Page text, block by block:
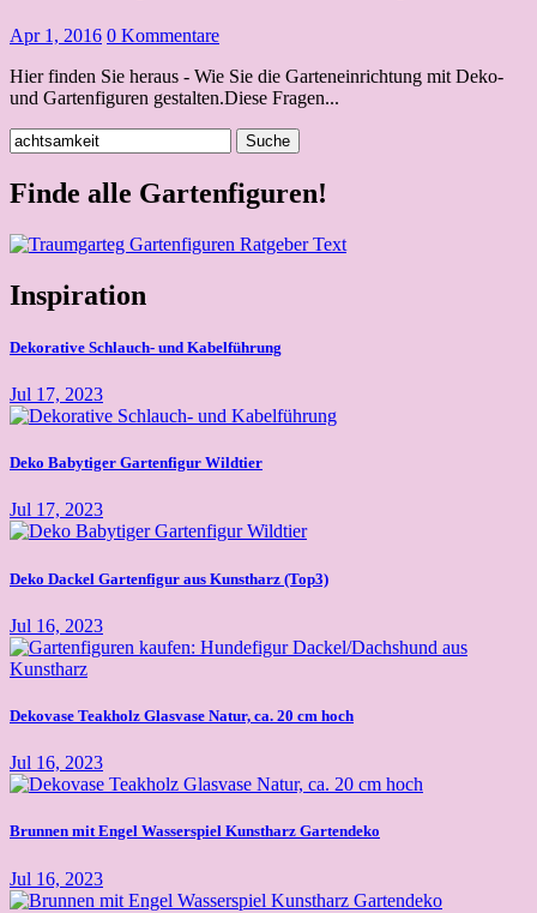
Apr 1, 2016 0 Kommentare
Hier finden Sie heraus - Wie Sie die Garteneinrichtung mit Deko-
und Gartenfiguren gestalten.Diese Fragen...
Suche
nach:
Finde alle Gartenfiguren!
Inspiration
Dekorative Schlauch- und Kabelführung
Jul 17, 2023
Deko Babytiger Gartenfigur Wildtier
Jul 17, 2023
Deko Dackel Gartenfigur aus Kunstharz (Top3)
Jul 16, 2023
Dekovase Teakholz Glasvase Natur, ca. 20 cm hoch
Jul 16, 2023
Brunnen mit Engel Wasserspiel Kunstharz Gartendeko
Jul 16, 2023